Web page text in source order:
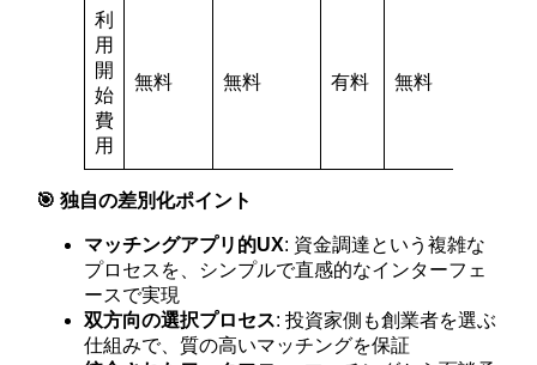
利
用
開
始
費
用
無料 無料 有料 無料
🎯 独自の差別化ポイント
マッチングアプリ的UX: 資金調達という複雑な
プロセスを、シンプルで直感的なインターフェ
ースで実現
双方向の選択プロセス: 投資家側も創業者を選ぶ
仕組みで、質の高いマッチングを保証